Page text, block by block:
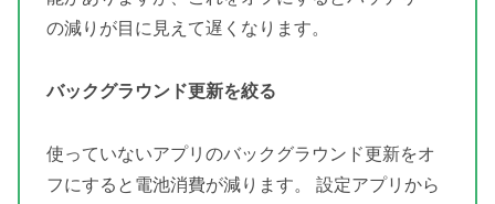
の減りが目に見えて遅くなります。
バックグラウンド更新を絞る
使っていないアプリのバックグラウンド更新をオ
フにすると電池消費が減ります。 設定アプリから